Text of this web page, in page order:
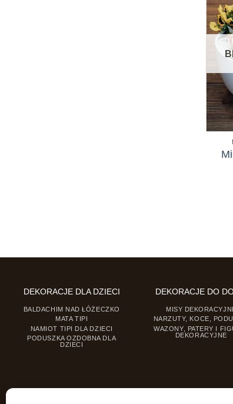
DEKORACJE DLA DZIECI
BALDACHIM NAD ŁÓŻECZKO
MATA TIPI
NAMIOT TIPI DLA DZIECI
PODUSZKA OZDOBNA DLA
DZIECI
DEKORACJE DO
MISY
NARZUTY, KOCE,
WAZONY, PATERY I
DEKORACYJNE